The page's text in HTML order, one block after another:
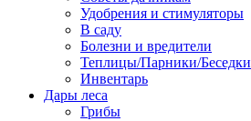
Удобрения и стимуляторы
В саду
Болезни и вредители
Теплицы/Парники/Беседки
Инвентарь
Дары леса
Грибы